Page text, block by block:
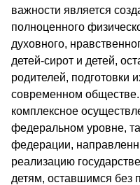
важности является
полноценного
духовного,
детей-сирот и детей,
родителей, подготовки
современном обществе.
комплексное
федеральном уровне,
федерации,
реализацию
детям, оставшимся без